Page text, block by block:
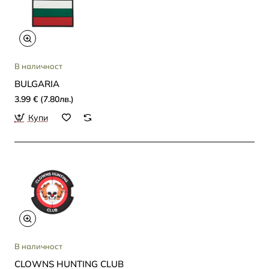
В наличност
BULGARIA
3.99 € (7.80лв.)
Купи
В наличност
CLOWNS HUNTING CLUB